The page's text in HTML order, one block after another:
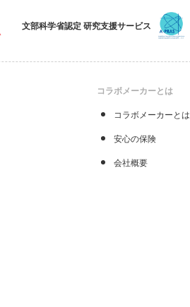
文部科学省認定 研究支援サービス
コラボメーカーとは
コラボメーカーとは
安心の保険
会社概要